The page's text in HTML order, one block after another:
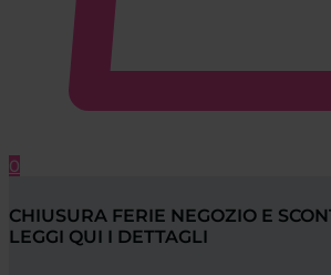
0
CHIUSURA FERIE NEGOZIO E
LEGGI QUI I DETTAGLI